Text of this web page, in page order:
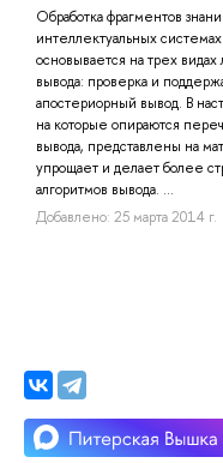
Обработка фрагментов
интеллектуальных
основывается на трех видах
вывода: проверка и
апостериорный вывод. В
на которые опираются
вывода, представлены на
упрощает и делает более
алгоритмов вывода. ...
Добавлено: 25 марта 2014 г.